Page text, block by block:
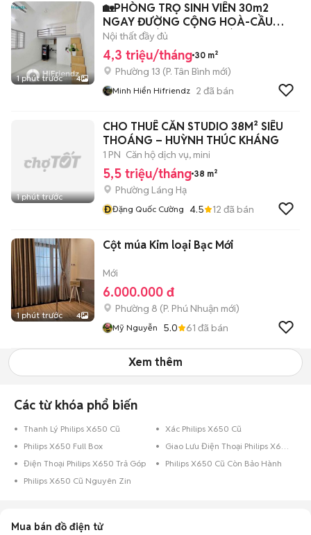
1 phút trước 4
🏡PHÒNG TRỌ SINH VIÊN 30m2
NGAY ĐƯỜNG CỘNG HOÀ-CẦU
VƯỢT HOÀNG HOA THÁM
Nội thất đầy đủ
4,3 triệu/tháng 30 m²
Phường 13 (P. Tân Bình mới)
Minh Hiển Hifriendz 2 đã bán
1 phút trước
​CHO THUÊ CĂN STUDIO 38M² SIÊU
THOÁNG – HUỲNH THÚC KHÁNG
1 PN Căn hộ dịch vụ, mini
5,5 triệu/tháng 38 m²
Phường Láng Hạ
ĐĐặng Quốc Cường 4.5 12 đã bán
1 phút trước 4
Cột múa Kim loại Bạc Mới
Mới
6.000.000 đ
Phường 8 (P. Phú Nhuận mới)
Mỹ Nguyễn 5.0 61 đã bán
Xem thêm
Các từ khóa phổ biến
Thanh Lý Philips X650 Cũ
Xác Philips X650 Cũ
Philips X650 Full Box
Giao Lưu Điện Thoại Philips X650
Điện Thoại Philips X650 Trả Góp
Philips X650 Cũ Còn Bảo Hành
Philips X650 Cũ Nguyên Zin
Mua bán đồ điện tử